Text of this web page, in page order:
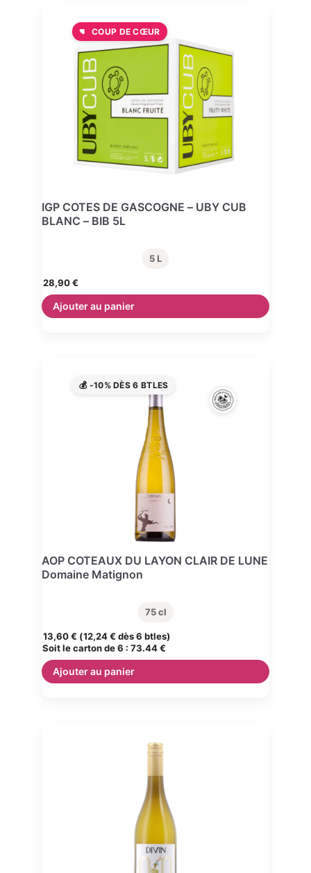
COUP DE CŒUR
IGP COTES DE GASCOGNE – UBY CUB
BLANC – BIB 5L
5 L
28,90€
Ajouter au panier
💰 -10% DÈS 6 BTLES
AOP COTEAUX DU LAYON CLAIR DE LUNE
Domaine Matignon
75 cl
13,60€ (12,24€ dès 6 btles)
Soit le carton de 6 : 73.44 €
Ajouter au panier